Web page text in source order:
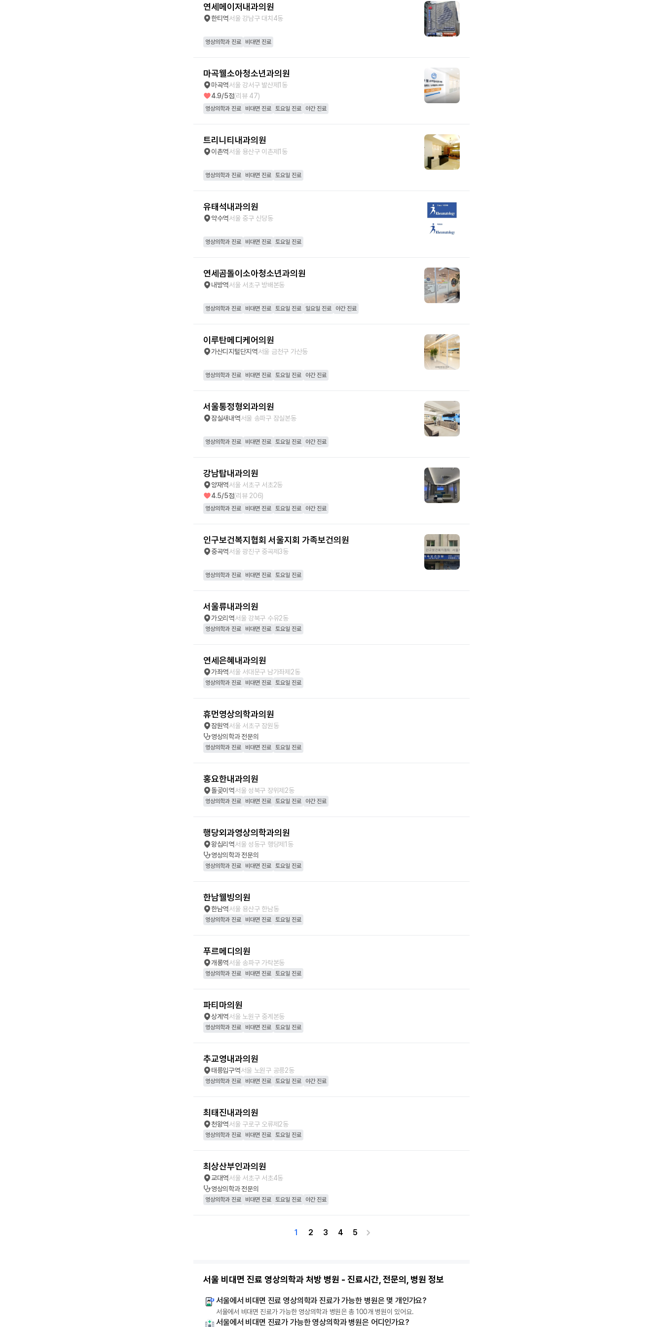
연세메이저내과의원
한티역서울 강남구 대치4동
영상의학과 진료 비대면 진료
마곡웰소아청소년과의원
마곡역서울 강서구 발산제1동
4.9/5점(리뷰 47)
영상의학과 진료 비대면 진료 토요일 진료 야간 진료
트리니티내과의원
이촌역서울 용산구 이촌제1동
영상의학과 진료 비대면 진료 토요일 진료
유태석내과의원
약수역서울 중구 신당동
영상의학과 진료 비대면 진료 토요일 진료
연세곰돌이소아청소년과의원
내방역서울 서초구 방배본동
영상의학과 진료 비대면 진료 토요일 진료 일요일 진료 야간 진료
이루탄메디케어의원
가산디지털단지역서울 금천구 가산동
영상의학과 진료 비대면 진료 토요일 진료 야간 진료
서울통정형외과의원
잠실새내역서울 송파구 잠실본동
영상의학과 진료 비대면 진료 토요일 진료 야간 진료
강남탑내과의원
양재역서울 서초구 서초2동
4.5/5점(리뷰 206)
영상의학과 진료 비대면 진료 토요일 진료 야간 진료
인구보건복지협회 서울지회 가족보건의원
중곡역서울 광진구 중곡제3동
영상의학과 진료 비대면 진료 토요일 진료
서울류내과의원
가오리역서울 강북구 수유2동
영상의학과 진료 비대면 진료 토요일 진료
연세은혜내과의원
가좌역서울 서대문구 남가좌제2동
영상의학과 진료 비대면 진료 토요일 진료
휴먼영상의학과의원
잠원역서울 서초구 잠원동
영상의학과전문의
영상의학과 진료 비대면 진료 토요일 진료
홍요한내과의원
돌곶이역서울 성북구 장위제2동
영상의학과 진료 비대면 진료 토요일 진료 야간 진료
행당외과영상의학과의원
왕십리역서울 성동구 행당제1동
영상의학과전문의
영상의학과 진료 비대면 진료 토요일 진료
한남웰빙의원
한남역서울 용산구 한남동
영상의학과 진료 비대면 진료 토요일 진료
푸르메디의원
개롱역서울 송파구 가락본동
영상의학과 진료 비대면 진료 토요일 진료
파티마의원
상계역서울 노원구 중계본동
영상의학과 진료 비대면 진료 토요일 진료
추교영내과의원
태릉입구역서울 노원구 공릉2동
영상의학과 진료 비대면 진료 토요일 진료 야간 진료
최태진내과의원
천왕역서울 구로구 오류제2동
영상의학과 진료 비대면 진료 토요일 진료
최상산부인과의원
교대역서울 서초구 서초4동
영상의학과전문의
영상의학과 진료 비대면 진료 토요일 진료 야간 진료
1 2 3 4 5
서울 비대면 진료 영상의학과 처방 병원 - 진료시간, 전문의, 병원 정보
서울에서 비대면 진료 영상의학과 진료가 가능한 병원은 몇 개인가요?
서울에서 비대면 진료가 가능한 영상의학과 병원은 총 100개 병원이 있어요.
서울에서 비대면 진료가 가능한 영상의학과 병원은 어디인가요?